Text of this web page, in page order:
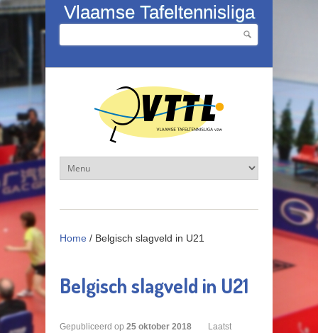
Overslaan en naar de inhoud gaan
Vlaamse Tafeltennisliga
Zoekveld
Home / Belgisch slagveld in U21
Belgisch slagveld in U21
Gepubliceerd op 25 oktober 2018
Laatst